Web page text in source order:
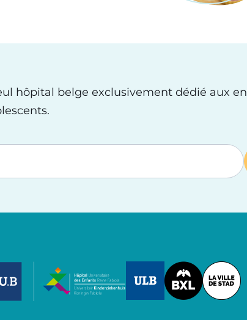
hôpital belge exclusivement dédié aux
Image